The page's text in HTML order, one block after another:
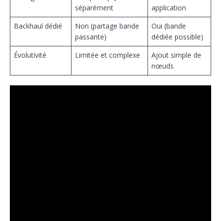
séparément
application
Backhaul dédié
Non (partage bande
passante)
Oui (bande
dédiée possible)
Évolutivité
Limitée et complexe
Ajout simple de
nœuds